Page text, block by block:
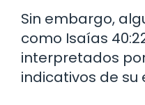
Sin embargo,
como Isaías
interpretados
indicativos de su